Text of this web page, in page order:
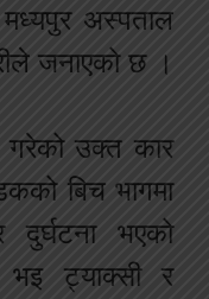
अस्पताल
जनाएको छ ।
गरेको उक्त कार
बिच भागमा
दुर्घटना भएको
ट्याक्सी र